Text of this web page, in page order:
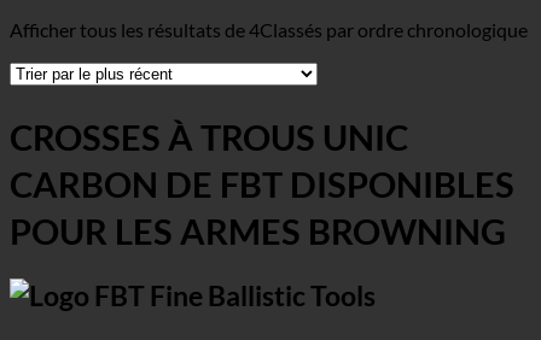
Afficher tous les résultats de 4Classés par ordre chronologique
CROSSES À TROUS UNIC
CARBON DE FBT DISPONIBLES
POUR LES ARMES BROWNING